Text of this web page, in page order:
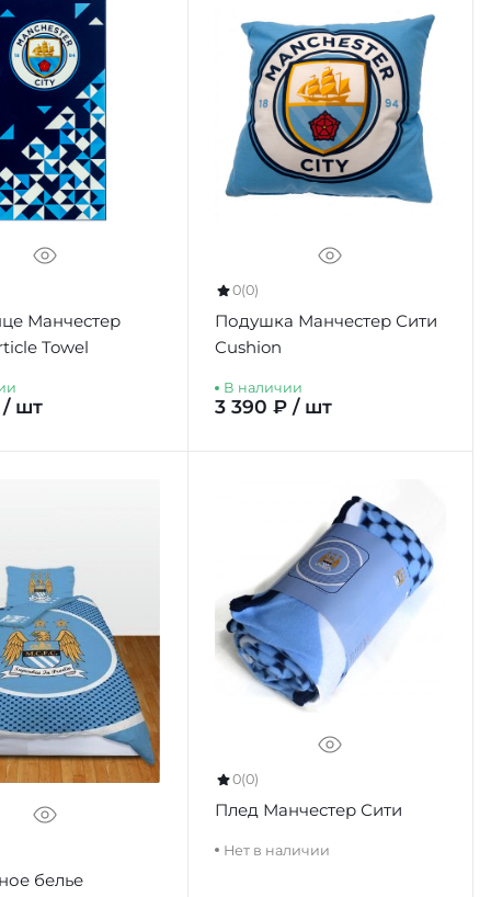
Манчестер
Towel
/ шт
0(0)
Подушка Манчестер Сити
Cushion
В наличии
3 390 ₽ / шт
белье
0(0)
Плед Манчестер Сити
Нет в наличии